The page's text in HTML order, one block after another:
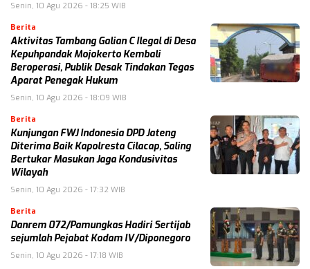
Senin, 10 Agu 2026 - 18:25 WIB
Berita
Aktivitas Tambang Galian C Ilegal di Desa
Kepuhpandak Mojokerto Kembali
Beroperasi, Publik Desak Tindakan Tegas
Aparat Penegak Hukum
Senin, 10 Agu 2026 - 18:09 WIB
Berita
Kunjungan FWJ Indonesia DPD Jateng
Diterima Baik Kapolresta Cilacap, Saling
Bertukar Masukan Jaga Kondusivitas
Wilayah
Senin, 10 Agu 2026 - 17:32 WIB
Berita
Danrem 072/Pamungkas Hadiri Sertijab
sejumlah Pejabat Kodam IV/Diponegoro
Senin, 10 Agu 2026 - 17:18 WIB